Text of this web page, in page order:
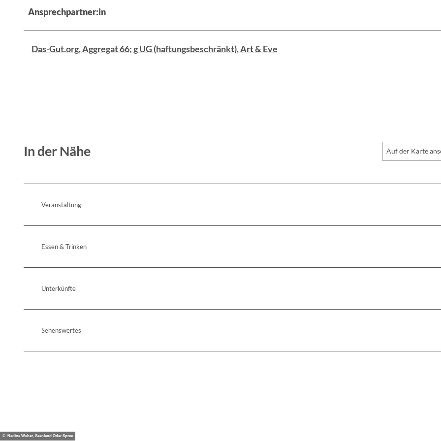
Ansprechpartner:in
Das-Gut.org, Aggregat 66; g UG (haftungsbeschränkt), Art & Eve
In der Nähe Auf der Karte
Veranstaltung
Essen & Trinken
Unterkünfte
Sehenswertes
© Nadine Weber, Seenland Oder Spree